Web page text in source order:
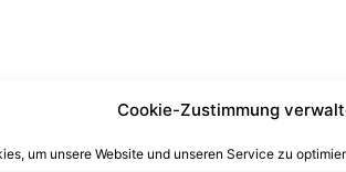
Cookie-Zustimmung
um unsere Website und unseren Service zu